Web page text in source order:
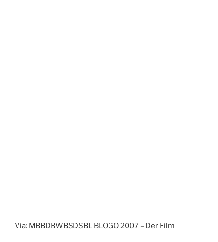
Via: MBBDBWBSDSBL BLOGO 2007 – Der Film